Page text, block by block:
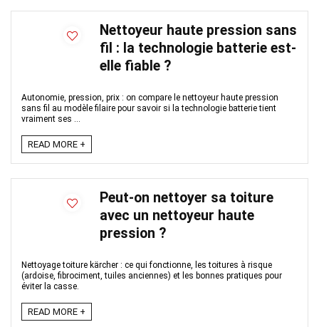
Nettoyeur haute pression sans
fil : la technologie batterie est-
elle fiable ?
Autonomie, pression, prix : on compare le nettoyeur haute pression
sans fil au modèle filaire pour savoir si la technologie batterie tient
vraiment ses ...
READ MORE +
Peut-on nettoyer sa toiture
avec un nettoyeur haute
pression ?
Nettoyage toiture kärcher : ce qui fonctionne, les toitures à risque
(ardoise, fibrociment, tuiles anciennes) et les bonnes pratiques pour
éviter la casse.
READ MORE +